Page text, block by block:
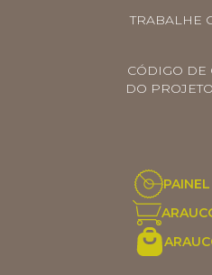
TRABALHE
CÓDIGO DE
DO